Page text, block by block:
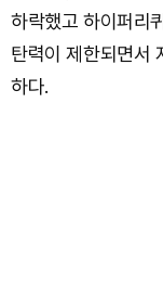
하락했고 하이퍼리
탄력이 제한되면서
하다.